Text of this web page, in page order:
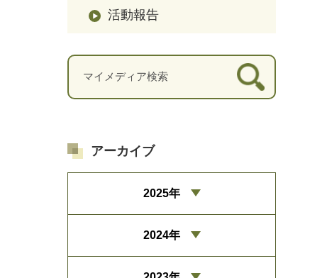
活動報告
アーカイブ
2025年
2024年